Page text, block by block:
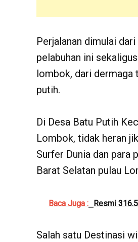
Perjalanan dimulai
pelabuhan ini
lombok, dari dermaga
putih.
Di Desa Batu Putih
Lombok, tidak heran
Surfer Dunia dan para
Barat Selatan pulau
Baca Juga : Resmi
Salah satu Destinasi